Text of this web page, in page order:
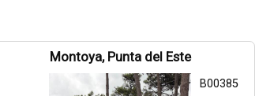
Montoya, Punta del Este
B00385